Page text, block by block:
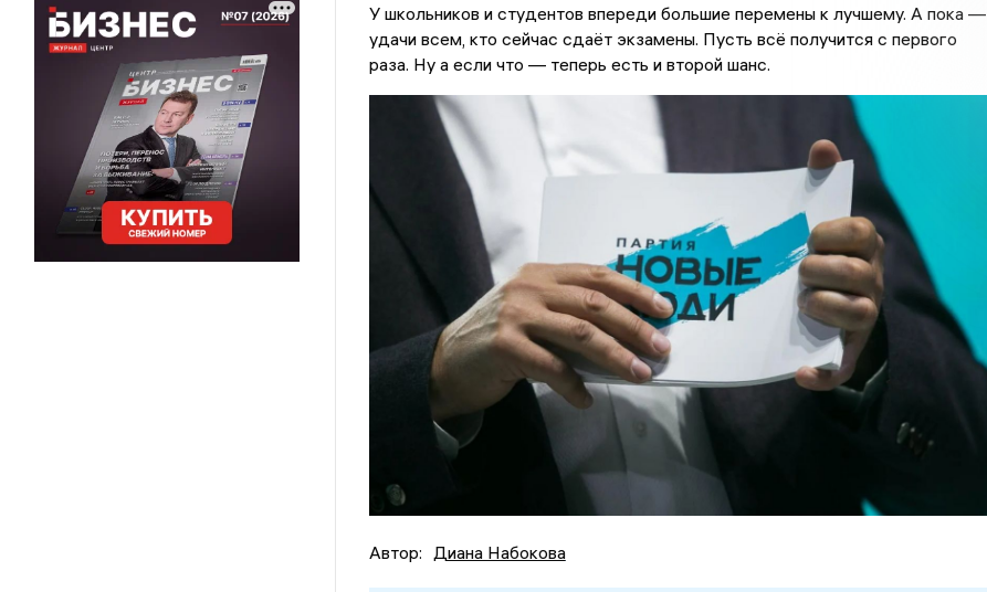
У школьников и студентов впереди большие перемены к лучшему. А пока —
удачи всем, кто сейчас сдаёт экзамены. Пусть всё получится с первого
раза. Ну а если что — теперь есть и второй шанс.
Автор: Диана Набокова